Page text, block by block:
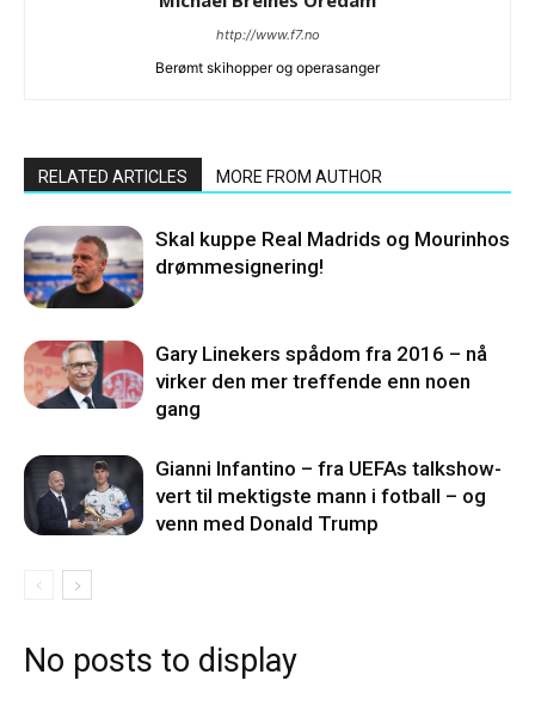
http://www.f7.no
Berømt skihopper og operasanger
RELATED ARTICLES MORE FROM AUTHOR
Skal kuppe Real Madrids og Mourinhos
drømmesignering!
Gary Linekers spådom fra 2016 – nå
virker den mer treffende enn noen
gang
Gianni Infantino – fra UEFAs talkshow-
vert til mektigste mann i fotball – og
venn med Donald Trump
No posts to display